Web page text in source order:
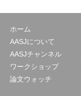
ホーム
AASJについて
AASJチャンネル
ワークショップ
論文ウォッチ